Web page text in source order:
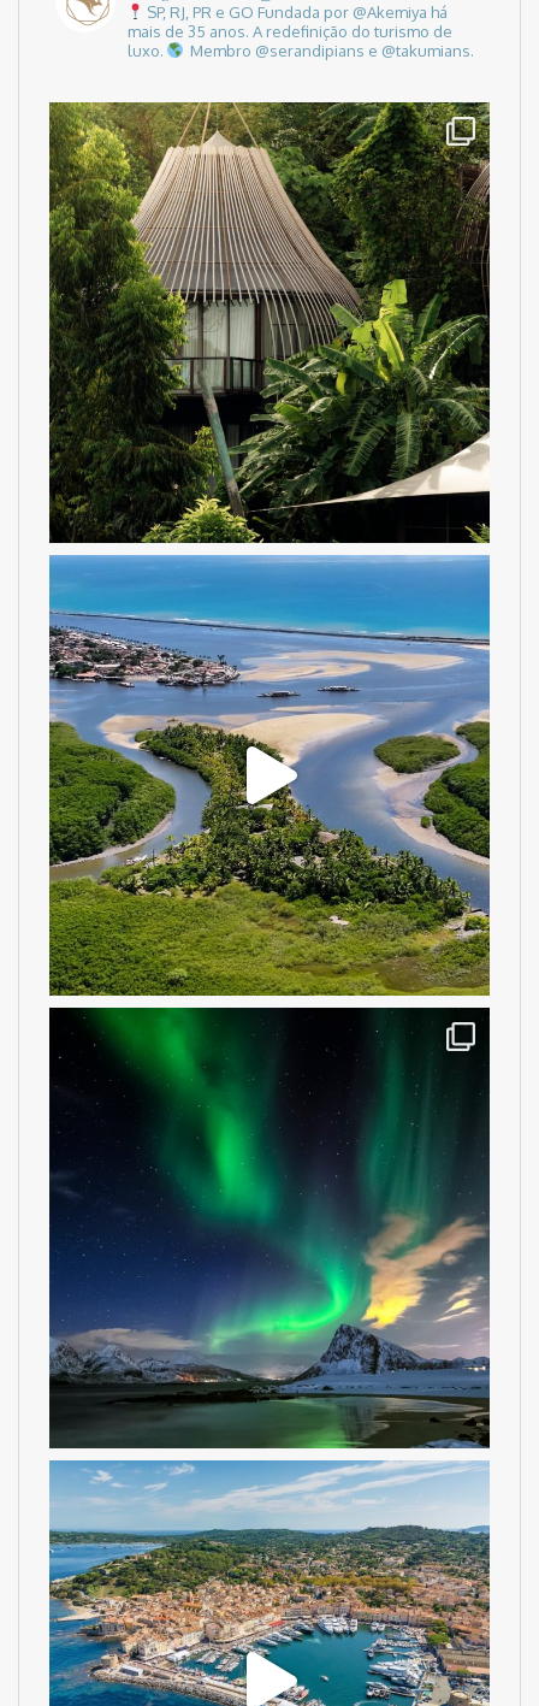
SP, RJ, PR e GO Fundada por @Akemiya há
mais de 35 anos. A redefinição do turismo de
luxo.
Membro @serandipians e @takumians.